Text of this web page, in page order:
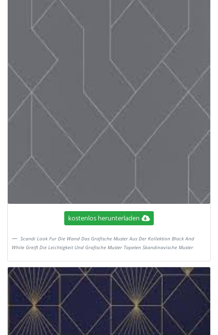
kostenlos herunterladen
Scandi Look Fur Die Wand Das Grafische Muster Aus Der Kollektion Black And
White Greift Die Leichtigkeit Und Grafische Muster Tapeten Skandinavische Muster